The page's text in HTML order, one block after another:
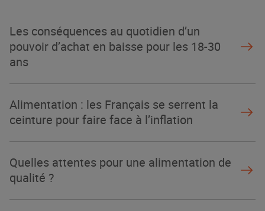
Les conséquences au quotidien d’un
pouvoir d’achat en baisse pour les 18-30
ans
Alimentation : les Français se serrent la
ceinture pour faire face à l’inflation
Quelles attentes pour une alimentation de
qualité ?